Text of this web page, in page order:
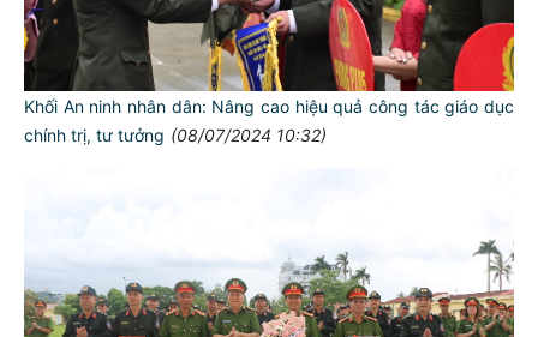
Khối An ninh nhân dân: Nâng cao hiệu quả công tác giáo dục
chính trị, tư tưởng (08/07/2024 10:32)
TƯ CÁCH
NGƯỜI CÔNG AN CÁCH MỆNH LÀ: